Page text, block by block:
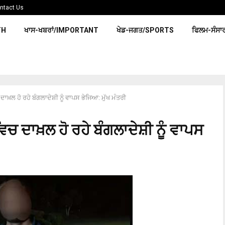
Us
ਖਾਸ-ਖਬਰਾਂ/IMPORTANT ਖੇਡ-ਜਗਤ/SPORTS ਫਿਲਮ-
ਦਾਖ਼ਲ ਹੋ ਰਹੇ ਬੰਗਲਾਦੇਸ਼ੀ ਨੂੰ ਵਾਪਸ ਭੇਜਿਆ: ਮੁੱਖ ਮੰਤਰੀ
ਦਾਖ਼ਲ ਹੋ ਰਹੇ ਬੰਗਲਾਦੇਸ਼ੀ ਨੂੰ ਵਾਪਸ